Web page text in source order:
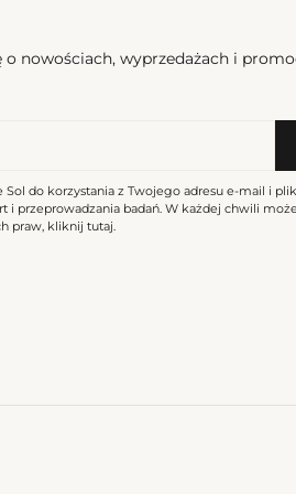
o nowościach, wyprzedażach i
Sol do korzystania z Twojego adresu e-mail i
i przeprowadzania badań. W każdej chwili
praw, kliknij tutaj.